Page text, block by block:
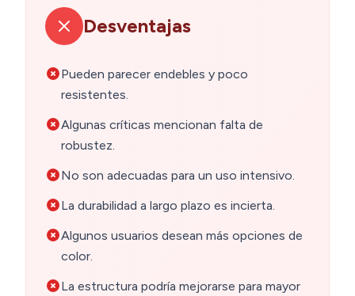
Desventajas
Pueden parecer endebles y poco
resistentes.
Algunas críticas mencionan falta de
robustez.
No son adecuadas para un uso intensivo.
La durabilidad a largo plazo es incierta.
Algunos usuarios desean más opciones de
color.
La estructura podría mejorarse para mayor